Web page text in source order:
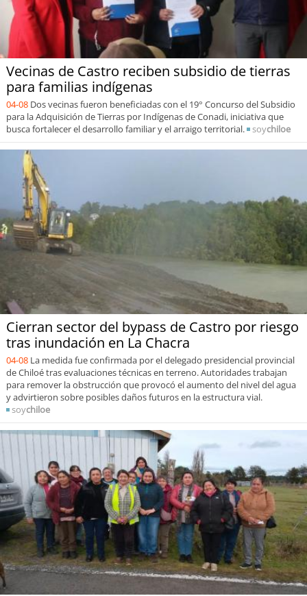
Vecinas de Castro reciben subsidio de tierras
para familias indígenas
04-08 Dos vecinas fueron beneficiadas con el 19° Concurso del Subsidio
para la Adquisición de Tierras por Indígenas de Conadi, iniciativa que
busca fortalecer el desarrollo familiar y el arraigo territorial.
soychiloe
Cierran sector del bypass de Castro por riesgo
tras inundación en La Chacra
04-08 La medida fue confirmada por el delegado presidencial provincial
de Chiloé tras evaluaciones técnicas en terreno. Autoridades trabajan
para remover la obstrucción que provocó el aumento del nivel del agua
y advirtieron sobre posibles daños futuros en la estructura vial.
soychiloe